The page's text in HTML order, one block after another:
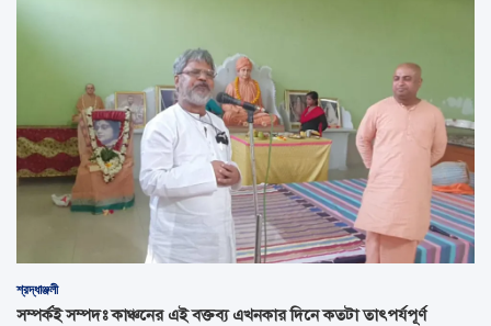
শ্রদ্ধাঞ্জলী
সম্পর্কই সম্পদঃ কাঞ্চনের এই বক্তব্য এখনকার দিনে কতটা তাৎপর্যপূর্ণ